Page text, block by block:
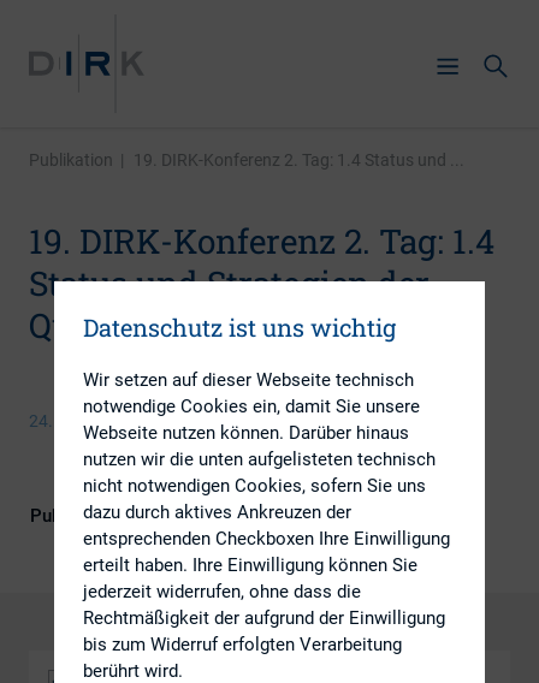
Publikation | 19. DIRK-Konferenz 2. Tag: 1.4 Status und ...
19. DIRK-Konferenz 2. Tag: 1.4
Status und Strategien der
Quartalsberichterstattung
24. Mai 2016
Publikationsform DIRK-Publikationen
Datenschutz ist uns wichtig
Wir setzen auf dieser Webseite technisch
notwendige Cookies ein, damit Sie unsere
Webseite nutzen können. Darüber hinaus
nutzen wir die unten aufgelisteten technisch
nicht notwendigen Cookies, sofern Sie uns
dazu durch aktives Ankreuzen der
entsprechenden Checkboxen Ihre Einwilligung
erteilt haben. Ihre Einwilligung können Sie
jederzeit widerrufen, ohne dass die
Rechtmäßigkeit der aufgrund der Einwilligung
bis zum Widerruf erfolgten Verarbeitung
berührt wird.